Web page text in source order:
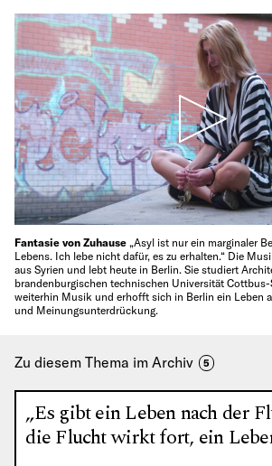
Fantasie von Zuhause „Asyl ist nur ein marginaler
Lebens. Ich lebe nicht dafür, es zu erhalten.“ Die
aus Syrien und lebt heute in Berlin. Sie studiert
brandenburgischen technischen Universität
weiterhin Musik und erhofft sich in Berlin ein Leben
und Meinungsunterdrückung.
Zu diesem Thema im Archiv 5
„Es gibt ein Leben nach der
die Flucht wirkt fort, ein